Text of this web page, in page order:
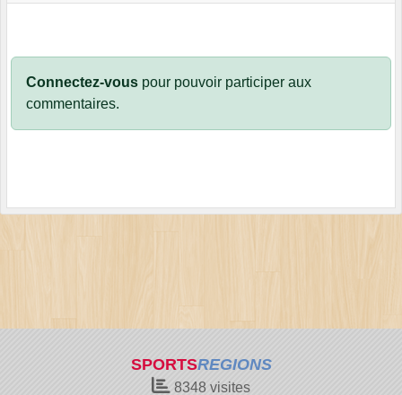
Connectez-vous pour pouvoir participer aux
commentaires.
SPORTSREGIONS
8348 visites